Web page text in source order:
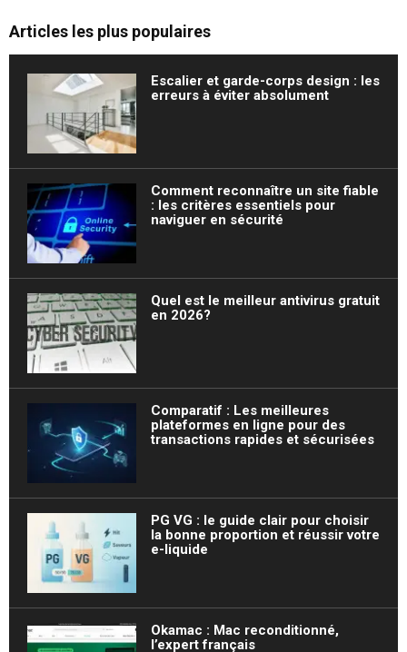
Articles les plus populaires
Escalier et garde-corps design : les
erreurs à éviter absolument
Comment reconnaître un site fiable
: les critères essentiels pour
naviguer en sécurité
Quel est le meilleur antivirus gratuit
en 2026?
Comparatif : Les meilleures
plateformes en ligne pour des
transactions rapides et sécurisées
PG VG : le guide clair pour choisir
la bonne proportion et réussir votre
e-liquide
Okamac : Mac reconditionné,
l’expert français